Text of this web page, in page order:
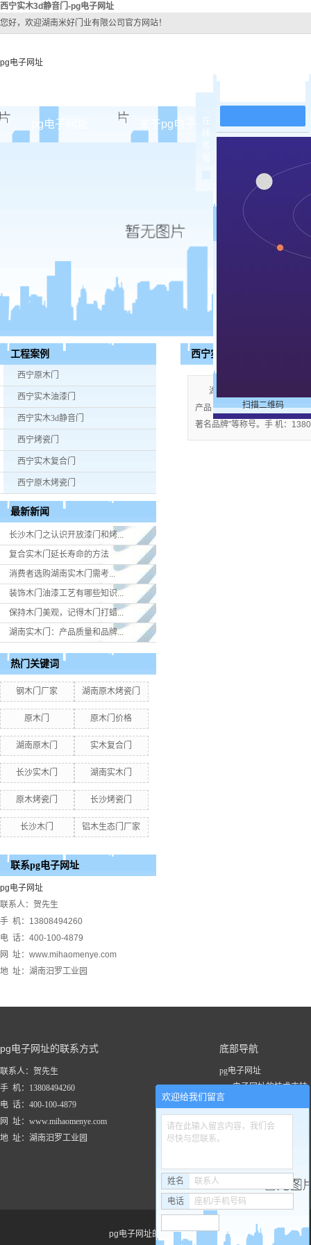
西宁实木3d静音门-pg电子网址
您好，欢迎湖南米好门业有限公司官方网站！
pg电子网址
pg电子网址 关于pg电子网址
公司团队
pg电子网址
西宁实木
西宁实木
西宁烤
西宁实木
工程案例
西宁原木门
西宁实木油漆门
西宁实木3d静音门
西宁烤瓷门
西宁实木复合门
西宁原木烤瓷门
最新新闻
长沙木门之认识开放漆门和烤...
复合实木门延长寿命的方法
消费者选购湖南实木门​需考...
装饰木门油漆工艺有哪些知识...
保持木门美观，记得木门打蜡...
湖南实木门：产品质量和品牌...
热门关键词
钢木门厂家 湖南原木烤瓷门
原木门 原木门价格
湖南原木门 实木复合门
长沙实木门 湖南实木门
原木烤瓷门 长沙烤瓷门
长沙木门 铝木生态门厂家
联系pg电子网址
pg电子网址
联系人：贺先生
手 机：13808494260
电 话：400-100-4879
网 址：www.mihaomenye.com
地 址：湖南汨罗工业园
西宁实木3d静音门
湖南米好门业有限公司公
产品；企业视产品质量为生命
著名品牌”等称号。手 机：
pg电子网址的联系方式
联系人：贺先生
手 机：13808494260
电 话：400-100-4879
网 址：www.mihaomenye.com
地 址：湖南汨罗工业园
底部导航
pg电子网址
pg电子网址的技术支持
关于pg电子网址
工程案例
pg电子网址的友情链接：
在
扫描二维码
欢迎给我们留言
请在此输入留言内容，我们会
尽快与您联系。
姓名 联系人
电话 座机/手机号码